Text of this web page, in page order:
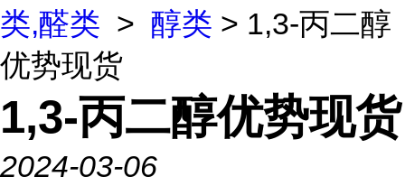
类,醛类 > 醇类 > 1,3-丙二醇
优势现货
1,3-丙二醇优势现货
2024-03-06